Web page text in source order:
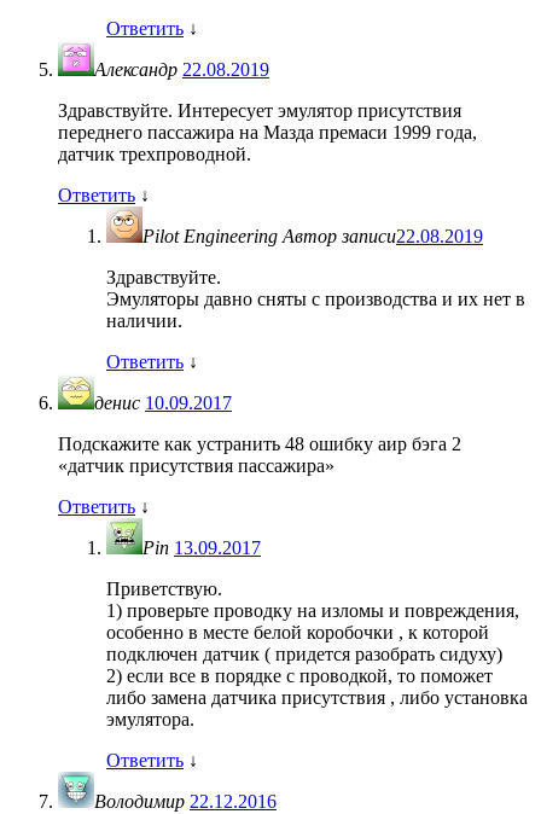
Ответить ↓
Александр 22.08.2019
Здравствуйте. Интересует эмулятор присутствия
переднего пассажира на Мазда премаси 1999 года,
датчик трехпроводной.
Ответить ↓
Pilot Engineering Автор записи22.08.2019
Здравствуйте.
Эмуляторы давно сняты с производства и их нет в
наличии.
Ответить ↓
денис 10.09.2017
Подскажите как устранить 48 ошибку аир бэга 2
«датчик присутствия пассажира»
Ответить ↓
Pin 13.09.2017
Приветствую.
1) проверьте проводку на изломы и повреждения,
особенно в месте белой коробочки , к которой
подключен датчик ( придется разобрать сидуху)
2) если все в порядке с проводкой, то поможет
либо замена датчика присутствия , либо установка
эмулятора.
Ответить ↓
Володимир 22.12.2016